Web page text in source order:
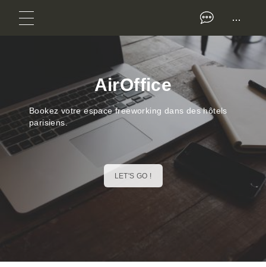
...
AirOffice
Bookez votre espace freeworking dans des hôtels
parisiens.
LET'S GO !